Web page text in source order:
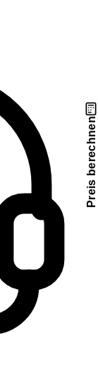
Preis berechnen